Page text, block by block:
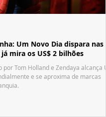
Um Novo Dia dispara nas
mira os US$ 2 bilhões
Tom Holland e Zendaya alcança
e se aproxima de marcas